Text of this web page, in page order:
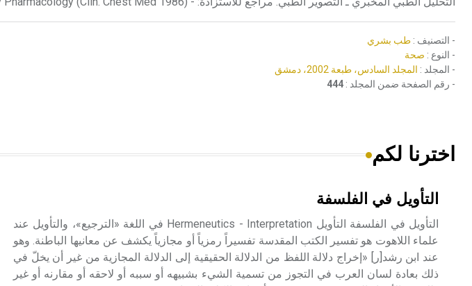
- التصنيف : طب بشري
- النوع : صحة
- المجلد : المجلد السادس، طبعة 2002، دمشق
- رقم الصفحة ضمن المجلد : 444
اخترنا لكم
التأويل في الفلسفة
التأويل في الفلسفة التأويل Hermeneutics - Interpretation في اللغة «الترجيع»، والتأويل عند
علماء اللاهوت هو تفسير الكتب المقدسة تفسيراً رمزياً أو مجازياً يكشف عن معانيها الباطنة. وهو
عند ابن رشد[ر] «إخراج دلالة اللفظ من الدلالة الحقيقية إلى الدلالة المجازية من غير أن يخلّ في
ذلك بعادة لسان العرب في التجوز من تسمية الشيء بشبيهه أو سببه أو لاحقه أو مقارنه أو غير